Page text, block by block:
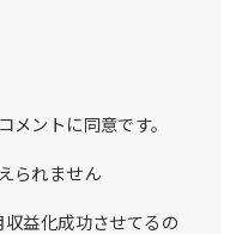
メントに同意です。
られません
益化成功させてるの